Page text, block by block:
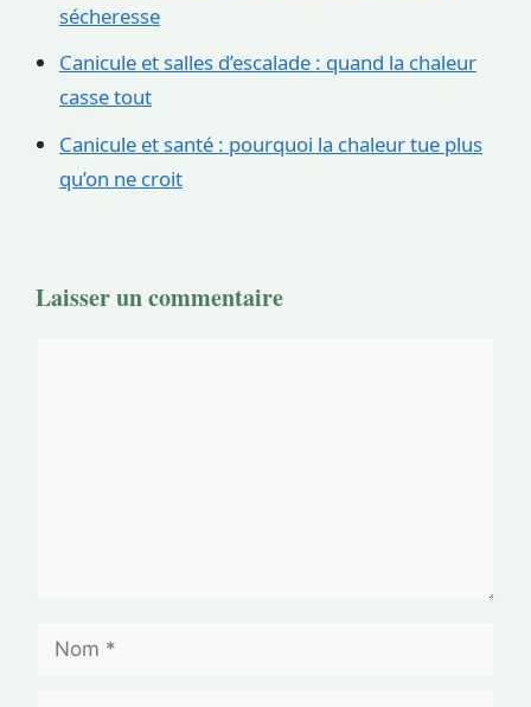
sécheresse
Canicule et salles d’escalade : quand la chaleur
casse tout
Canicule et santé : pourquoi la chaleur tue plus
qu’on ne croit
Laisser un commentaire
Nom